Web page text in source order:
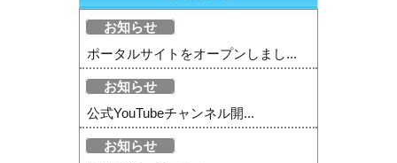
お知らせ
ポータルサイトをオープンしまし...
お知らせ
公式YouTubeチャンネル開...
お知らせ